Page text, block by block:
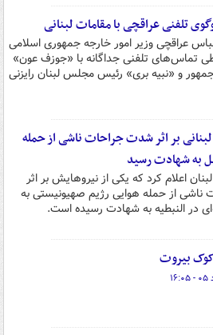
تلفنی عراقچی با مقامات لبنانی
عراقچی وزیر امور خارجه جمهوری اسلامی
طی تماس‌های تلفنی جداگانه با «جوزف عون»
و «نبیه بری» رئیس مجلس لبنان رایزنی
بر اثر شدت جراحات ناشی از حمله
به شهادت رسید
اعلام کرد که یکی از نیروهایش بر اثر
ناشی از حمله هوایی رژیم صهیونیستی به
در النبطیه به شهادت رسیده است.
بیروت